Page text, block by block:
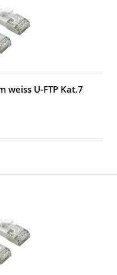
weiss U-FTP Kat.7